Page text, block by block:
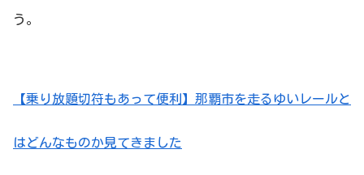
う。
【乗り放題切符もあって便利】那覇市を走るゆいレールと
はどんなものか見てきました